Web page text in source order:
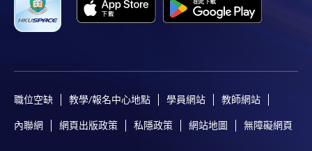
職位空缺 教學/報名中心地點 學員網站 教師網站
內聯網 網頁出版政策 私隱政策 網站地圖 無障礙網頁